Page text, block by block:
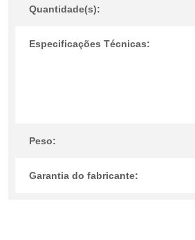
Quantidade(s):
Especificações Técnicas:
Peso:
Garantia do fabricante: